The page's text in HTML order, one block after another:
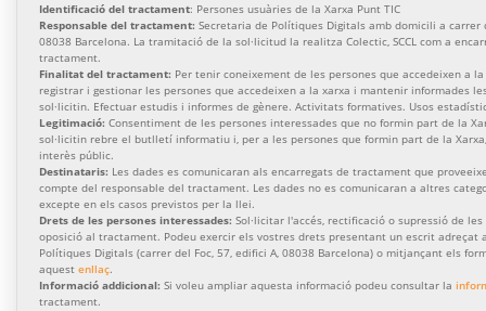
Identificació del tractament: Persones usuàries de la Xarxa Punt TIC
Responsable del tractament: Secretaria de Polítiques Digitals amb domicili a carrer
08038 Barcelona. La tramitació de la sol·licitud la realitza Colectic, SCCL com a
tractament.
Finalitat del tractament: Per tenir coneixement de les persones que accedeixen a la
registrar i gestionar les persones que accedeixen a la xarxa i mantenir informades
sol·licitin. Efectuar estudis i informes de gènere. Activitats formatives. Usos
Legitimació: Consentiment de les persones interessades que no formin part de la
sol·licitin rebre el butlletí informatiu i, per a les persones que formin part de la
interès públic.
Destinataris: Les dades es comunicaran als encarregats de tractament que
compte del responsable del tractament. Les dades no es comunicaran a altres
excepte en els casos previstos per la llei.
Drets de les persones interessades: Sol·licitar l'accés, rectificació o supressió de
oposició al tractament. Podeu exercir els vostres drets presentant un escrit adreçat
Polítiques Digitals (carrer del Foc, 57, edifici A, 08038 Barcelona) o mitjançant els
aquest enllaç.
Informació addicional: Si voleu ampliar aquesta informació podeu consultar la
tractament.